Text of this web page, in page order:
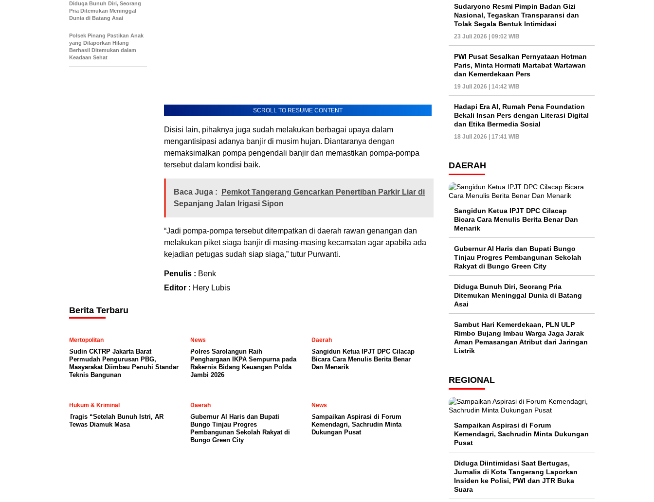
SCROLL TO RESUME CONTENT
Disisi lain, pihaknya juga sudah melakukan berbagai upaya dalam
mengantisipasi adanya banjir di musim hujan. Diantaranya dengan
memaksimalkan pompa pengendali banjir dan memastikan pompa-pompa
tersebut dalam kondisi baik.
Baca Juga :
Pemkot Tangerang Gencarkan Penertiban Parkir Liar di
Sepanjang Jalan Irigasi Sipon
“Jadi pompa-pompa tersebut ditempatkan di daerah rawan genangan dan
melakukan piket siaga banjir di masing-masing kecamatan agar apabila ada
kejadian petugas sudah siap siaga,” tutur Purwanti.
Penulis : Benk
Editor : Hery Lubis
Diduga Bunuh Diri, Seorang
Pria Ditemukan Meninggal
Dunia di Batang Asai
Polsek Pinang Pastikan Anak
yang Dilaporkan Hilang
Berhasil Ditemukan dalam
Keadaan Sehat
Berita Terbaru
Mertopolitan
Sudin CKTRP Jakarta Barat
Permudah Pengurusan PBG,
Masyarakat Diimbau Penuhi Standar
Teknis Bangunan
News
Polres Sarolangun Raih
Penghargaan IKPA Sempurna pada
Rakernis Bidang Keuangan Polda
Jambi 2026
Daerah
Sangidun Ketua IPJT DPC Cilacap
Bicara Cara Menulis Berita Benar
Dan Menarik
Hukum & Kriminal
Tragis “Setelah Bunuh Istri, AR
Tewas Diamuk Masa
Daerah
​Gubernur Al Haris dan Bupati
Bungo Tinjau Progres
Pembangunan Sekolah Rakyat di
Bungo Green City
News
Sampaikan Aspirasi di Forum
Kemendagri, Sachrudin Minta
Dukungan Pusat
Sudaryono Resmi Pimpin Badan Gizi
Nasional, Tegaskan Transparansi dan
Tolak Segala Bentuk Intimidasi
23 Juli 2026 | 09:02 WIB
PWI Pusat Sesalkan Pernyataan Hotman
Paris, Minta Hormati Martabat Wartawan
dan Kemerdekaan Pers
19 Juli 2026 | 14:42 WIB
Hadapi Era AI, Rumah Pena Foundation
Bekali Insan Pers dengan Literasi Digital
dan Etika Bermedia Sosial
18 Juli 2026 | 17:41 WIB
DAERAH
Sangidun Ketua IPJT DPC Cilacap
Bicara Cara Menulis Berita Benar Dan
Menarik
​Gubernur Al Haris dan Bupati Bungo
Tinjau Progres Pembangunan Sekolah
Rakyat di Bungo Green City
Diduga Bunuh Diri, Seorang Pria
Ditemukan Meninggal Dunia di Batang
Asai
Sambut Hari Kemerdekaan, PLN ULP
Rimbo Bujang Imbau Warga Jaga Jarak
Aman Pemasangan Atribut dari Jaringan
Listrik​
REGIONAL
Sampaikan Aspirasi di Forum
Kemendagri, Sachrudin Minta Dukungan
Pusat
Diduga Diintimidasi Saat Bertugas,
Jurnalis di Kota Tangerang Laporkan
Insiden ke Polisi, PWI dan JTR Buka
Suara